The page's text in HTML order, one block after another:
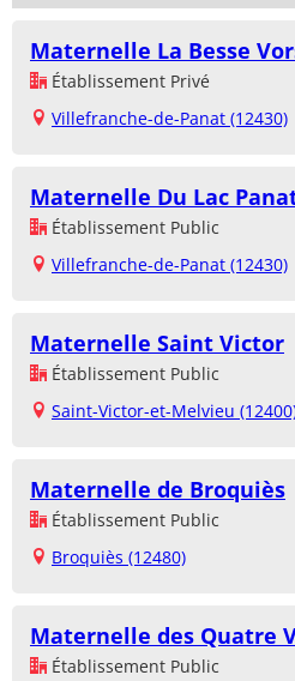
Maternelle La Besse
Établissement Privé
Villefranche-de-Panat (12430)
Maternelle Du Lac
Établissement Public
Villefranche-de-Panat (12430)
Maternelle Saint Victor
Établissement Public
Saint-Victor-et-Melvieu
Maternelle de Broquiès
Établissement Public
Broquiès (12480)
Maternelle des Quatre
Établissement Public